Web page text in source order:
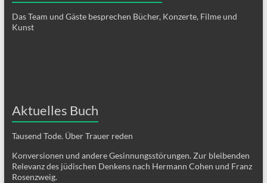
Das Team und Gäste besprechen Bücher, Konzerte, Filme und
Kunst
Aktuelles Buch
Tausend Tode. Über Trauer reden
Konversionen und andere Gesinnungsstörungen. Zur bleibenden
Relevanz des jüdischen Denkens nach Hermann Cohen und Franz
Rosenzweig.